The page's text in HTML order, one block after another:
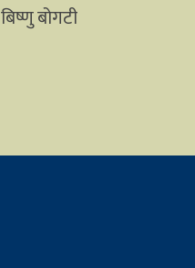
बिष्णु बोगटी